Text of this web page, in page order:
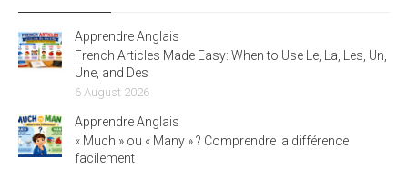
Apprendre Anglais
French Articles Made Easy: When to Use Le, La, Les, Un,
Une, and Des
6 August 2026
Apprendre Anglais
« Much » ou « Many » ? Comprendre la différence
facilement